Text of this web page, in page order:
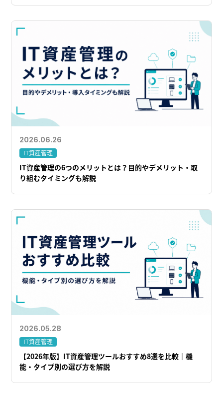
2026.06.26
IT資産管理
IT資産管理の6つのメリットとは？目的やデメリット・取
り組むタイミングも解説
2026.05.28
IT資産管理
【2026年版】IT資産管理ツールおすすめ8選を比較｜機
能・タイプ別の選び方を解説